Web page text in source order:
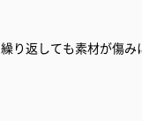
り返しても素材が傷み